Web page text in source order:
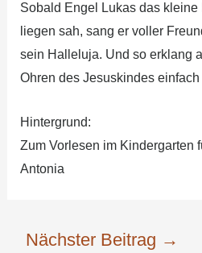
Sobald Engel Lukas das
liegen sah, sang er voller
sein Halleluja. Und so erklang
Ohren des Jesuskindes
Hintergrund:
Zum Vorlesen im Kindergarten
Antonia
Nächster Beitrag →